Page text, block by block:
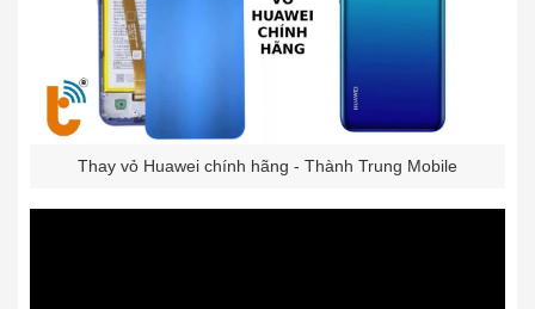
Thay vỏ Huawei chính hãng - Thành Trung Mobile